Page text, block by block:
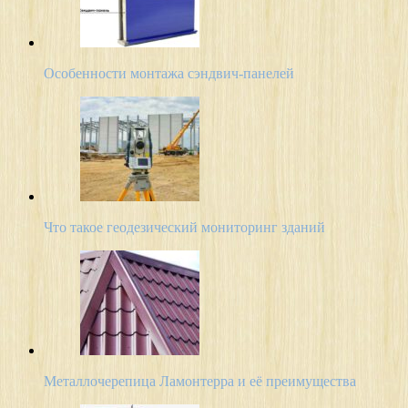
Особенности монтажа сэндвич-панелей
Что такое геодезический мониторинг зданий
Металлочерепица Ламонтерра и её преимущества